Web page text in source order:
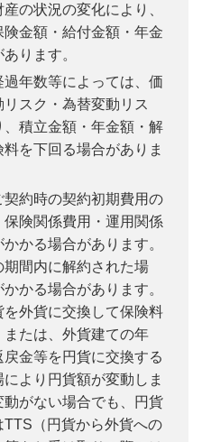
の状況の変化により、
金額・給付金額・年金
ります。
年数等によっては、価
スク・為替変動リス
積立金額・年金額・解
を下回る場合がありま
約時の契約初期費用の
険関係費用・運用関係
かる場合があります。
期間内に解約された場
かる場合があります。
外貨に交換して保険料
たは、外貨建ての年
金等を円貨に交換する
より円貨額が変動しま
がない場合でも、円貨
（円貨から外貨への